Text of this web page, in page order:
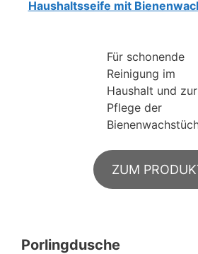
Haushaltsseife mit
Für schonende
Reinigung im
Haushalt und zur
Pflege der
ZUM
Porlingdusche